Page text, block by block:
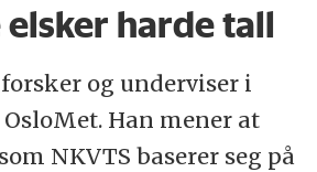
harde tall
forsker og underviser i
Han mener at
NKVTS baserer seg på